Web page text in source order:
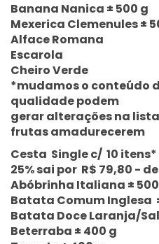
Banana Nanica ± 500 g
Mexerica Clemenules ±
Alface Romana
Escarola
Cheiro Verde
*mudamos o conteúdo
qualidade podem
gerar alterações na
frutas amadurecerem
Cesta Single c/ 10 itens*
25% sai por R$ 79,80 -
Abóbrinha Italiana ±
Batata Comum Inglesa
Batata Doce Laranja/
Beterraba ± 400 g